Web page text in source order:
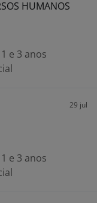
HUMANOS
e 3 anos
29 jul
e 3 anos